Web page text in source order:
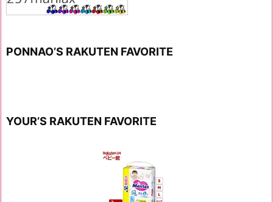
PONNAO’S RAKUTEN FAVORITE
YOUR’S RAKUTEN FAVORITE